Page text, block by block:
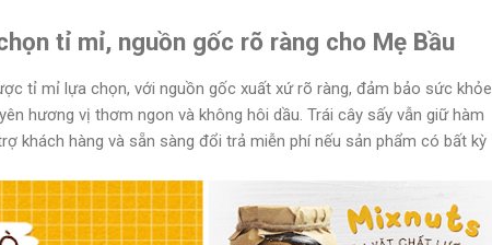
tỉ mỉ, nguồn gốc rõ ràng cho Mẹ Bầu
tỉ mỉ lựa chọn, với nguồn gốc xuất xứ rõ ràng, đảm bảo sức khỏe
hương vị thơm ngon và không hôi dầu. Trái cây sấy vẫn giữ hàm
khách hàng và sẵn sàng đổi trả miễn phí nếu sản phẩm có bất kỳ